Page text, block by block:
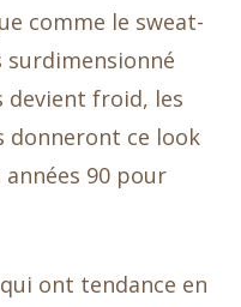
comme le sweat-
surdimensionné
devient froid, les
donneront ce look
années 90 pour
ont tendance en